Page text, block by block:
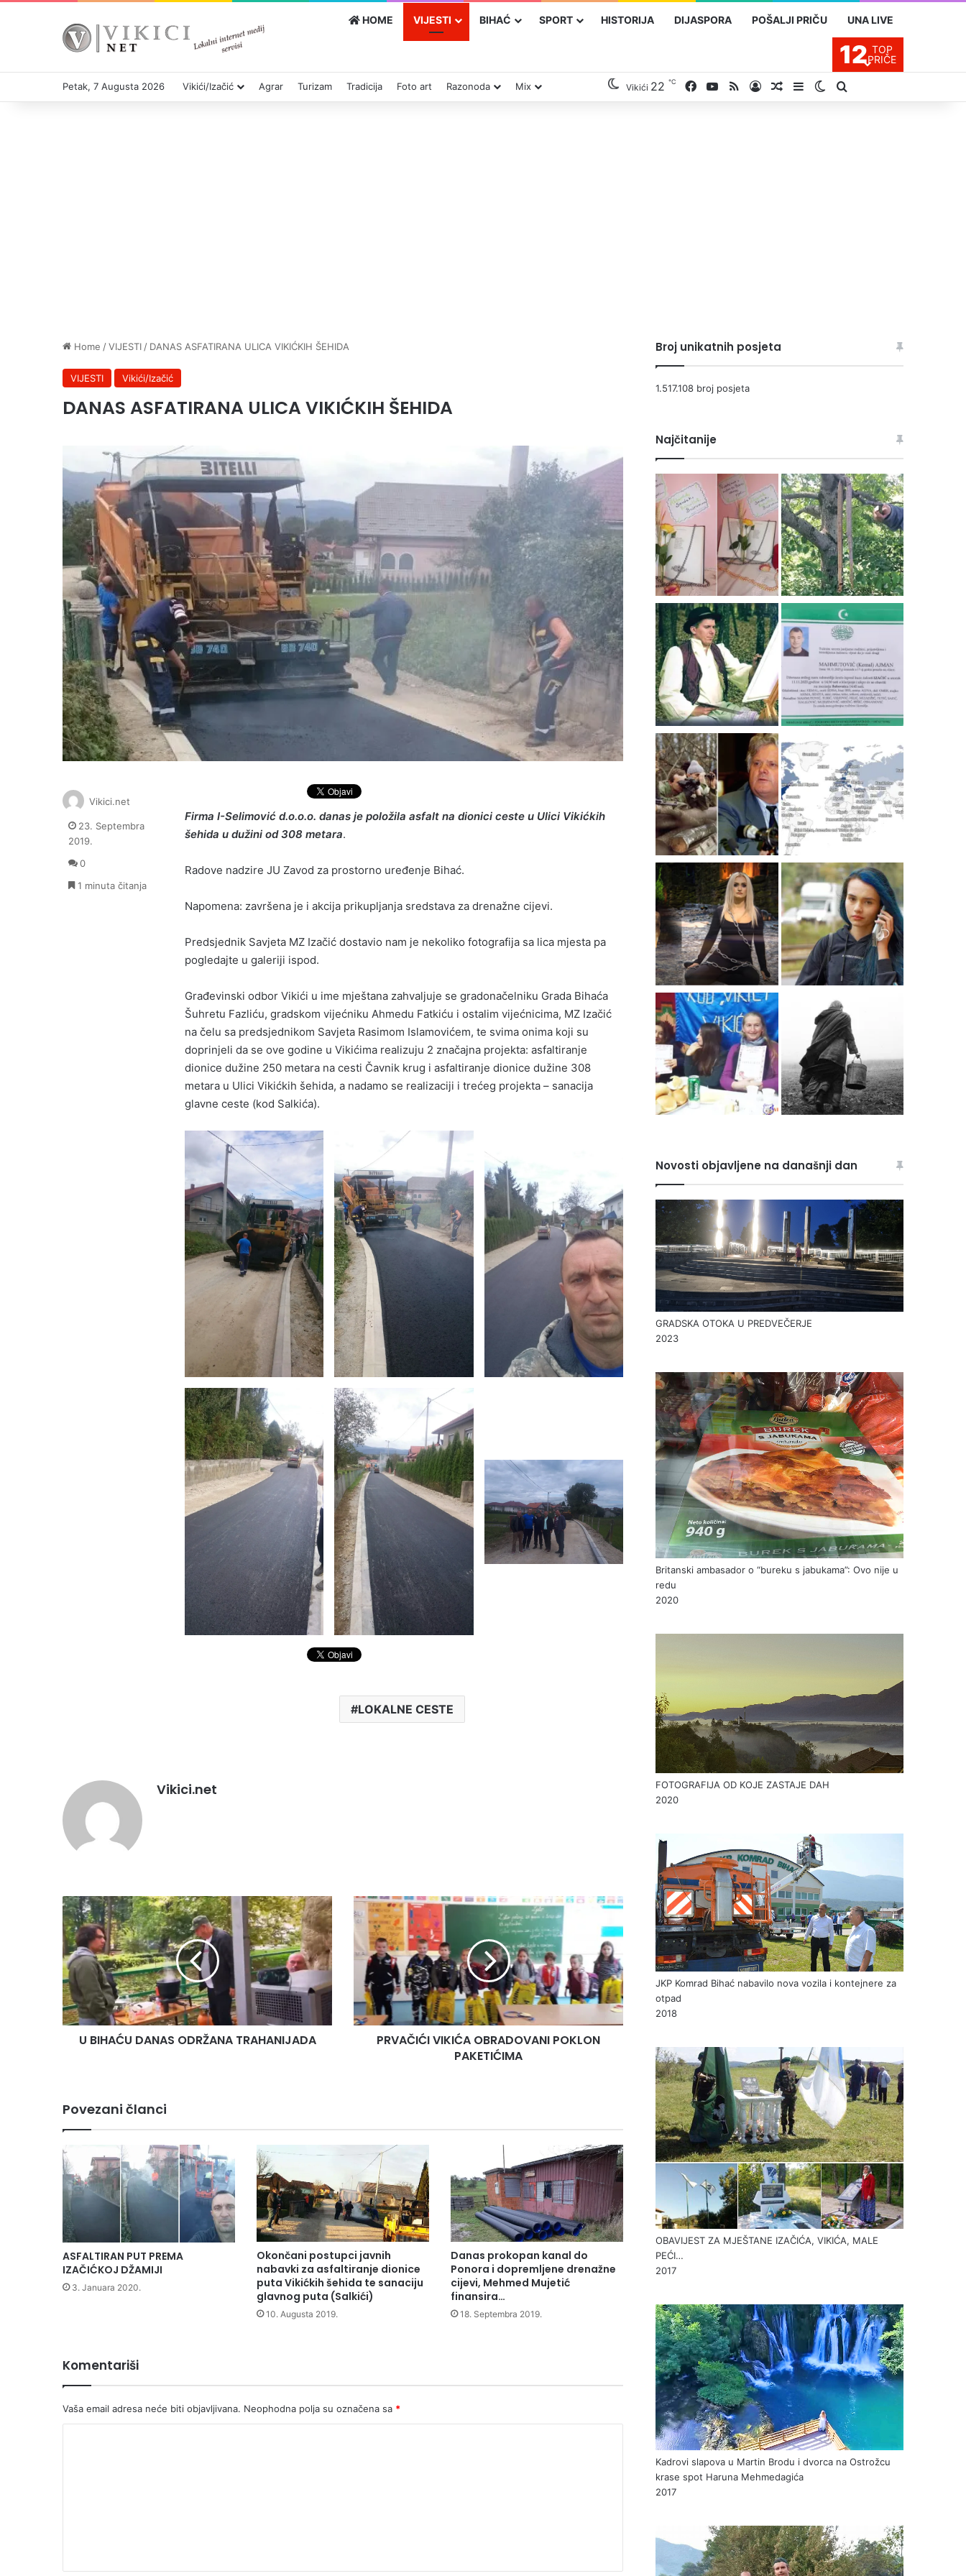
HOME VIJESTI BIHAĆ SPORT HISTORIJA DIJASPORA POŠALJI PRIČU UNA LIVE
12 TOP
PRIČE
Petak, 7 Augusta 2026 Vikići/Izačić Agrar Turizam Tradicija Foto art Razonoda Mix Vikići 22 ℃ Facebook
YouTube
RSSPrijavite se
Slučajan proizvod
SidebarSwitch skin
Home /VIJESTI / DANAS ASFATIRANA ULICA VIKIĆKIH ŠEHIDA
VIJESTI Vikići/Izačić
DANAS ASFATIRANA ULICA VIKIĆKIH ŠEHIDA
Firma I-Selimović d.o.o.o. danas je položila asfalt na dionici ceste u Ulici Vikićkih
šehida u dužini od 308 metara.
Radove nadzire JU Zavod za prostorno uređenje Bihać.
Napomena: završena je i akcija prikupljanja sredstava za drenažne cijevi.
Predsjednik Savjeta MZ Izačić dostavio nam je nekoliko fotografija sa lica mjesta pa
pogledajte u galeriji ispod.
Građevinski odbor Vikići u ime mještana zahvaljuje se gradonačelniku Grada Bihaća
Šuhretu Fazliću, gradskom vijećniku Ahmedu Fatkiću i ostalim vijećnicima, MZ Izačić
na čelu sa predsjednikom Savjeta Rasimom Islamovićem, te svima onima koji su
doprinjeli da se ove godine u Vikićima realizuju 2 značajna projekta: asfaltiranje
dionice dužine 250 metara na cesti Čavnik krug i asfaltiranje dionice dužine 308
metara u Ulici Vikićkih šehida, a nadamo se realizaciji i trećeg projekta – sanacija
glavne ceste (kod Salkića).
LOKALNE CESTE
Vikici.net
23. Septembra
2019.
0
1 minuta čitanja
Vikici.net
U
BIHAĆU
DANAS
ODRŽANA
TRAHANIJADA
U BIHAĆU DANAS ODRŽANA TRAHANIJADA
PRVAČIĆI
VIKIĆA
OBRADOVANI
POKLON
PAKETIĆIMA
PRVAČIĆI VIKIĆA OBRADOVANI POKLON
PAKETIĆIMA
Povezani članci
ASFALTIRAN PUT PREMA
IZAČIĆKOJ DŽAMIJI
3. Januara 2020.
Okončani postupci javnih
nabavki za asfaltiranje dionice
puta Vikićkih šehida te sanaciju
glavnog puta (Salkići)
10. Augusta 2019.
Danas prokopan kanal do
Ponora i dopremljene drenažne
cijevi, Mehmed Mujetić
finansira…
18. Septembra 2019.
Komentariši
Vaša email adresa neće biti objavljivana. Neophodna polja su označena sa *
Broj unikatnih posjeta
1.517.108 broj posjeta
Najčitanije
Novosti objavljene na današnji dan
GRADSKA OTOKA U PREDVEČERJE
2023
Britanski ambasador o “bureku s jabukama”: Ovo nije u
redu
2020
FOTOGRAFIJA OD KOJE ZASTAJE DAH
2020
JKP Komrad Bihać nabavilo nova vozila i kontejnere za
otpad
2018
OBAVIJEST ZA MJEŠTANE IZAČIĆA, VIKIĆA, MALE
PEĆI…
2017
Kadrovi slapova u Martin Brodu i dvorca na Ostrožcu
krase spot Haruna Mehmedagića
2017